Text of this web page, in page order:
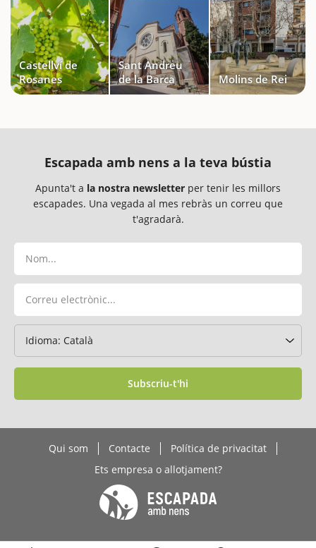
Castellví de
Rosanes
Sant Andreu
de la Barca
Molins de Rei
Escapada amb nens a la teva bústia
Apunta't a la nostra newsletter per tenir les millors
escapades. Una vegada al mes rebràs un correu que
t'agradarà.
Subscriu-t'hi
Qui som Contacte
Política de privacitat
Ets empresa o allotjament?